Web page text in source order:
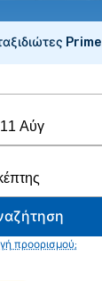
Prime
προορισμού;